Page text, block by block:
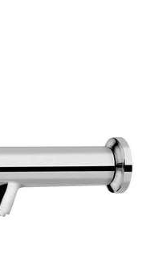
COMPRAR AGORA